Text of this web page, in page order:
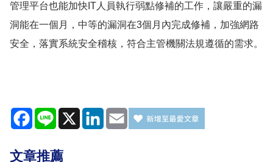
管理平台也能加快IT人員執行弱點修補的工作，讓嚴重的漏
洞能在一個月，中等的漏洞在3個月內完成修補，加強網路
安全，落實系統安全稽核，符合主管機關法規遵循的需求。
Facebook
Line X LinkedIn
Email
文章推薦